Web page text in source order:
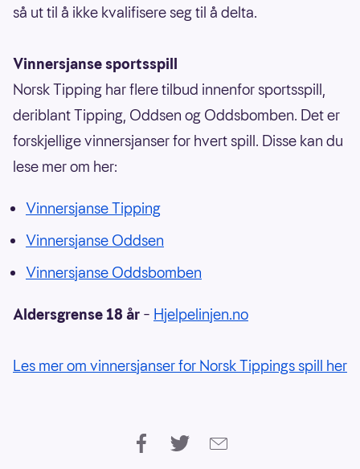
så ut til å ikke kvalifisere seg til å delta.
Vinnersjanse sportsspill
Norsk Tipping har flere tilbud innenfor sportsspill,
deriblant Tipping, Oddsen og Oddsbomben. Det er
forskjellige vinnersjanser for hvert spill. Disse kan du
lese mer om her:
Vinnersjanse Tipping
Vinnersjanse Oddsen
Vinnersjanse Oddsbomben
Aldersgrense 18 år – Hjelpelinjen.no
Les mer om vinnersjanser for Norsk Tippings spill her